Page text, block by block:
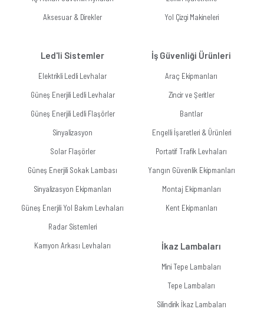
Aksesuar & Direkler
Led'li Sistemler
Elektrikli Ledli Levhalar
Güneş Enerjili Ledli Levhalar
Güneş Enerjili Ledli Flaşörler
Sinyalizasyon
Solar Flaşörler
Güneş Enerjili Sokak Lambası
Sinyalizasyon Ekipmanları
Güneş Enerjili Yol Bakım Levhaları
Radar Sistemleri
Kamyon Arkası Levhaları
Yol Çizgi Makineleri
İş Güvenliği Ürünleri
Araç Ekipmanları
Zincir ve Şeritler
Bantlar
Engelli İşaretleri & Ürünleri
Portatif Trafik Levhaları
Yangın Güvenlik Ekipmanları
Montaj Ekipmanları
Kent Ekipmanları
İkaz Lambaları
Mini Tepe Lambaları
Tepe Lambaları
Silindirik İkaz Lambaları